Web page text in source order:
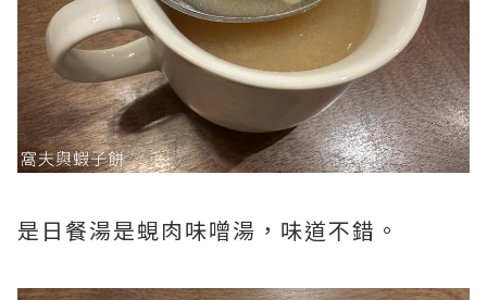
是日餐湯是蜆肉味噌湯，味道不錯。